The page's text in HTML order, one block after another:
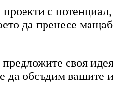
с
да пренесе
своя
да обсъдим